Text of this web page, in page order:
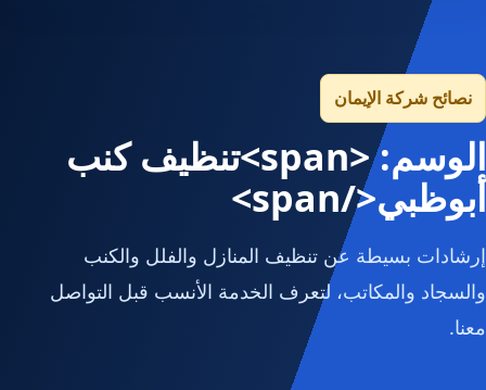
نصائح شركة الإيمان
الوسم: <span>تنظيف كنب
أبوظبي</span>
إرشادات بسيطة عن تنظيف المنازل والفلل والكنب
والسجاد والمكاتب، لتعرف الخدمة الأنسب قبل التواصل
معنا.